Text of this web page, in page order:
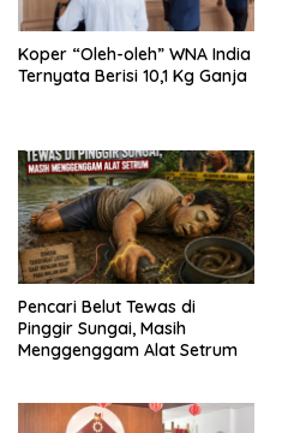
Koper “Oleh-oleh” WNA India
Ternyata Berisi 10,1 Kg Ganja
Pencari Belut Tewas di
Pinggir Sungai, Masih
Menggenggam Alat Setrum